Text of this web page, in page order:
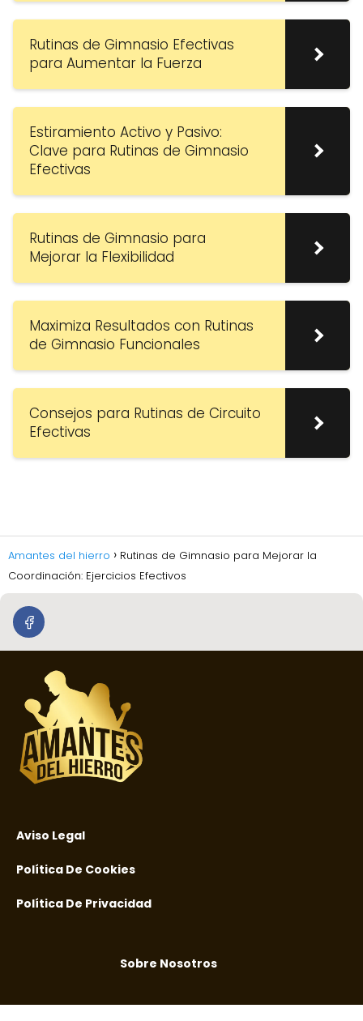
Rutinas de Gimnasio Efectivas
para Aumentar la Fuerza
Estiramiento Activo y Pasivo:
Clave para Rutinas de Gimnasio
Efectivas
Rutinas de Gimnasio para
Mejorar la Flexibilidad
Maximiza Resultados con Rutinas
de Gimnasio Funcionales
Consejos para Rutinas de Circuito
Efectivas
Amantes del hierro
Rutinas de Gimnasio para Mejorar la
Coordinación: Ejercicios Efectivos
Aviso Legal
Política De Cookies
Política De Privacidad
Sobre Nosotros